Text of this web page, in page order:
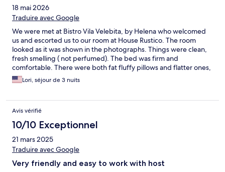
18 mai 2026
Traduire avec Google
We were met at Bistro Vila Velebita, by Helena who welcomed
us and escorted us to our room at House Rustico. The room
looked as it was shown in the photographs. Things were clean,
fresh smelling ( not perfumed). The bed was firm and
comfortable. There were both fat fluffy pillows and flatter ones,
so everyone was happy. Helena showed us all the amenities and
arranged to meet us at the restaurant the following morning to
know where to be at certain times so the sun would show off the
lakes to their best advantage. We had a wonderful time thanks
to our hosts.
Lori, séjour de 3 nuits
Avis vérifié
10/10 Exceptionnel
21 mars 2025
Traduire avec Google
Very friendly and easy to work with host